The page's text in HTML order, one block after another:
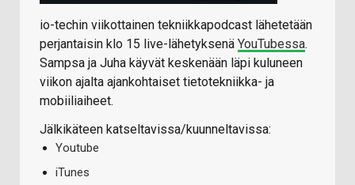
io-techin viikottainen tekniikkapodcast lähetetään
perjantaisin klo 15 live-lähetyksenä YouTubessa.
Sampsa ja Juha käyvät keskenään läpi kuluneen
viikon ajalta ajankohtaiset tietotekniikka- ja
mobiiliaiheet.
Jälkikäteen katseltavissa/kuunneltavissa:
Youtube
iTunes